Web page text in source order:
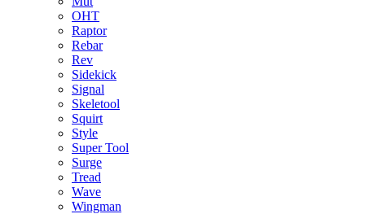
OHT
Raptor
Rebar
Rev
Sidekick
Signal
Skeletool
Squirt
Style
Super Tool
Surge
Tread
Wave
Wingman